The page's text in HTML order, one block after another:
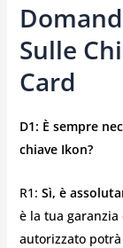
Sulle
Card
D1: È sempre
chiave Ikon?
R1: Sì, è
è la tua
autorizzato